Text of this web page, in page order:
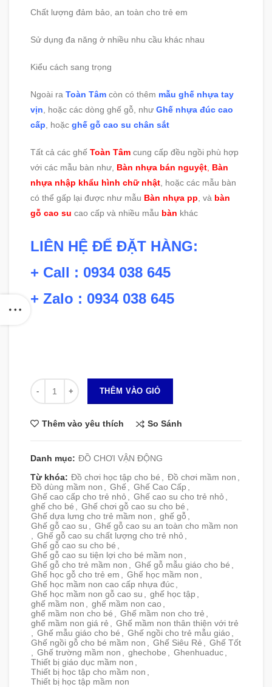
Chất lượng đảm bảo, an toàn cho trẻ em
Sử dụng đa năng ở nhiều nhu cầu khác nhau
Kiểu cách sang trọng
Ngoài ra Toàn Tâm còn có thêm mẫu ghế nhựa tay
vịn , hoặc các dòng ghế gỗ, như Ghế nhựa đúc cao
cấp , hoặc ghế gỗ cao su chân sắt
Tất cả các ghế Toàn Tâm cung cấp đều ngồi phù hợp
với các mẫu bàn như, Bàn nhựa bán nguyệt Bàn
nhựa nhập khẩu hình chữ nhật , hoặc các mẫu bàn
có thể gấp lại được như mẫu Bàn nhựa pp , và bàn
gỗ cao su cao cấp và nhiều mẫu bàn khác
LIÊN HỆ ĐỂ ĐẶT HÀNG:
+ Call : 0934 038 645
+ Zalo : 0934 038 645
Số lượng
THÊM VÀO GIỎ
Thêm vào yêu thích So Sánh
Danh mục: ĐỒ CHƠI VẬN ĐỘNG
Từ khóa: Đồ chơi học tập cho bé Đồ chơi mầm non
Đồ dùng mầm non
Ghế Ghế Cao Cấp
Ghế cao cấp cho trẻ nhỏ
Ghế cao su cho trẻ nhỏ
ghế cho bé
Ghế chơi gỗ cao su cho bé
Ghế dựa lưng cho trẻ mầm non
ghế gỗ
Ghế gỗ cao su
Ghế gỗ cao su an toàn cho mầm non
Ghế gỗ cao su chất lượng cho trẻ nhỏ
Ghế gỗ cao su cho bé
Ghế gỗ cao su tiện lợi cho bé mầm non
Ghế gỗ cho trẻ mầm non
Ghế gỗ mẫu giáo cho bé
Ghế học gỗ cho trẻ em
Ghế học mầm non
Ghế học mầm non cao cấp nhựa đúc
Ghế học mầm non gỗ cao su
ghế học tập
ghế mầm non
ghế mầm non cao
ghế mầm non cho bé
Ghế mầm non cho trẻ
ghế mầm non giá rẻ
Ghế mầm non thân thiện với trẻ
Ghế mẫu giáo cho bé Ghế ngồi cho trẻ mẫu giáo
Ghế ngồi gỗ cho bé mầm non
Ghế Siêu Rẻ
Ghế Tốt
Ghế trường mầm non ghechobe Ghenhuaduc
Thiết bị giáo dục mầm non
Thiết bị học tập cho mầm non
Thiết bị học tập mầm non